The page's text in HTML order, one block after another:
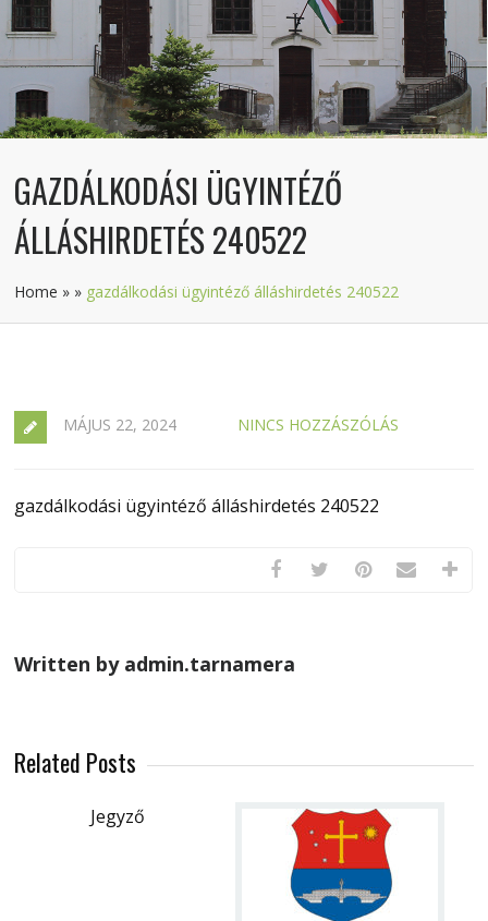
GAZDÁLKODÁSI ÜGYINTÉZŐ
ÁLLÁSHIRDETÉS 240522
Home » » gazdálkodási ügyintéző álláshirdetés 240522
MÁJUS 22, 2024 NINCS HOZZÁSZÓLÁS
gazdálkodási ügyintéző álláshirdetés 240522
Written by admin.tarnamera
Related Posts
Jegyző